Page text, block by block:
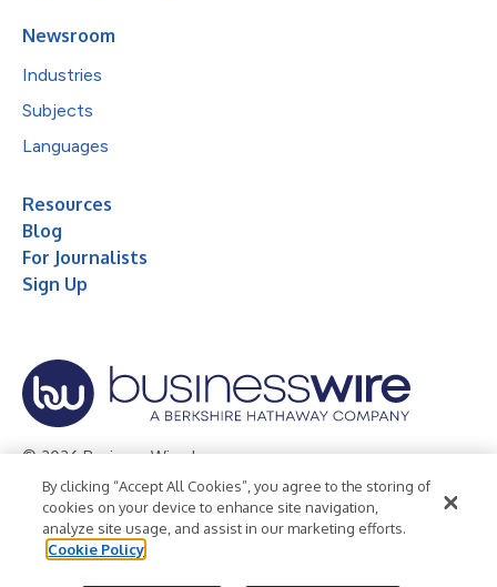
Newsroom
Industries
Subjects
Languages
Resources
Blog
For Journalists
Sign Up
© 2026 Business Wire, Inc.
Privacy Policy Cookie Policy
Accessibility Statement
Terms of Use
Legal
By clicking “Accept All Cookies”, you agree to the storing of
cookies on your device to enhance site navigation,
analyze site usage, and assist in our marketing efforts.
Cookie Policy